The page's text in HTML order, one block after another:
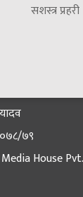
सशस्त्र प्रहरी
७९
House